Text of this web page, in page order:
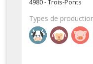
4980 - Trois-Ponts
Types de